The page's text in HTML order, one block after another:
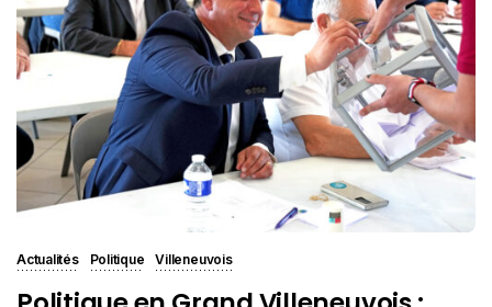
Actualités Politique Villeneuvois